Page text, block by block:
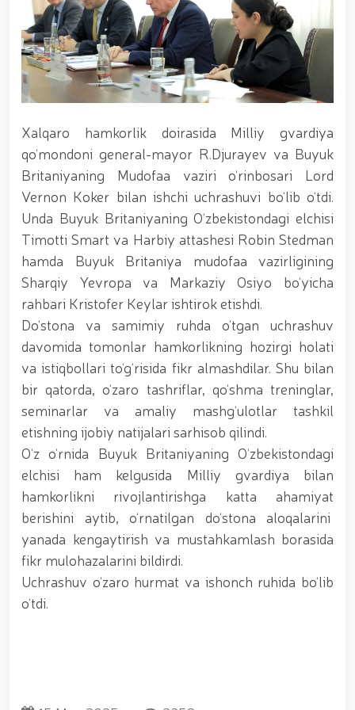
xizmat itlari ko‘rgazmasi tashkil etildi. // “Dog
biatloni” bellashuvining 6-respublika idoralararo
musobaqasi g'oliblari aniqlandi. // O‘zbekistonning
harbiy salohiyatini mustahkamlash: islohotlar va
ustuvor vazifalar.// Milliy gvardiya qo‘mondoni
Jamoat xavfsizligi universiteti bitiruvchi kursantlari
bilan uchrashdi.// 9-may — Xotira va qadrlash kuni
tomonidan poytaxtimizda istiqomat qiluvchi Ikkinchi
jahon urushi qatnashchilari va faxriylari holidan xabar
olindi. // “Uyg‘oq xotira” nomli teatrlashtirilgan
musiqiy konsert dasturi namoyish qilindi.// “Uch
avlod uchrashuvi” hamda “Bizning qahramonlar”
kitobining taqdimotiga bag‘ishlangan tadbir tashkil
etildi.// “Men G‘olib Run” yugurish musobaqasida
gvardiyachilar faxrli o'rinlarni egallashdi.//
Hamkorlikdagi profilaktik tadbirlar davom
ettirilmoqda. Xavfsiz muhitni ta’minlashga
qaratilgan chora-tadbirlar Milliy gvardiya
qo‘mondoni general-polkovnik B. Tashmatov
rahbarligida Yunusobod tumanida amalga oshirildi //
Buyuk davlat arbobi Sohibqiron Amir Temur
tavalludining 690 yilligi munosabati bilan,
O‘zbekiston Milliy kino san'ati saroyida Milliy
gvardiya tizimidagi yoshlar bilan uchrashuv bo‘lib
o‘tdi. // Bayram kunlarida xavfsizlik toʻliq taʼminlandi
// Navroʻz shukuhi: otliq paradlar tashkil etildi //
“Navroʻzni ulugʻlash – insonni ulugʻlashdir!” shiori
ostida bayram sayli // Askarlar kasb-hunar
sertifikatlariga ega boʻldi // Qahramonlar xotirasi
yod etildi // Strandja turnirida Milliy gvardiya harbiy
xizmatchisi Navbahor Hamidova oltin medalni qoʻlga
kiritdi. // Iroda Ismoilova «Sodiq xizmatlari uchun»
medali bilan taqdirlandi. // O‘zbekiston Qurolli
Kuchlarida kibersport, dron va robot texnologiyalari
yo‘nalishlari rivojlantiriladi // Andijon viloyatida
Respublika ishchi guruhining yoshlar bilan uchrashuvi
tadbirlari doirasida muddatdi harbiy xizmatchilarga
sertifikatlar topshirildi. // Milliy gvardiya
Xalqaro hamkorlik doirasida Milliy gvardiya
qo‘mondoni general-mayor R.Djurayev va Buyuk
Britaniyaning Mudofaa vaziri o‘rinbosari Lord
Vernon Koker bilan ishchi uchrashuvi bo‘lib o‘tdi.
Unda Buyuk Britaniyaning O‘zbekistondagi elchisi
Timotti Smart va Harbiy attashesi Robin Stedman
hamda Buyuk Britaniya mudofaa vazirligining
Sharqiy Yevropa va Markaziy Osiyo bo‘yicha
rahbari Kristofer Keylar ishtirok etishdi.
Do‘stona va samimiy ruhda o‘tgan uchrashuv
davomida tomonlar hamkorlikning hozirgi holati
va istiqbollari to‘g‘risida fikr almashdilar. Shu bilan
bir qatorda, o‘zaro tashriflar, qo‘shma treninglar,
seminarlar va amaliy mashg‘ulotlar tashkil
etishning ijobiy natijalari sarhisob qilindi.
O‘z o‘rnida Buyuk Britaniyaning O‘zbekistondagi
elchisi ham kelgusida Milliy gvardiya bilan
hamkorlikni rivojlantirishga katta ahamiyat
berishini aytib, o‘rnatilgan do‘stona aloqalarini
yanada kengaytirish va mustahkamlash borasida
fikr mulohazalarini bildirdi.
Uchrashuv o‘zaro hurmat va ishonch ruhida bo‘lib
o‘tdi.